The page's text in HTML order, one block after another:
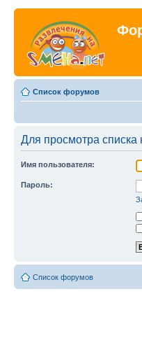
Список форумов
Для просмотра
Имя пользователя:
Пароль:
Список форумов